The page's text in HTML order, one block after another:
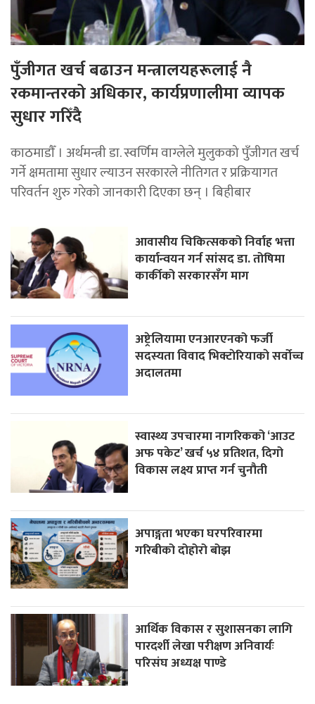
पुँजीगत खर्च बढाउन मन्त्रालयहरूलाई नै
रकमान्तरको अधिकार, कार्यप्रणालीमा व्यापक
सुधार गरिँदै
काठमाडाैँ । अर्थमन्त्री डा. स्वर्णिम वाग्लेले मुलुकको पुँजीगत खर्च
गर्ने क्षमतामा सुधार ल्याउन सरकारले नीतिगत र प्रक्रियागत
परिवर्तन शुरु गरेको जानकारी दिएका छन् । बिहीबार
आवासीय चिकित्सकको निर्वाह भत्ता
कार्यान्वयन गर्न सांसद डा. तोषिमा
कार्कीको सरकारसँग माग
अष्ट्रेलियामा एनआरएनको फर्जी
सदस्यता विवाद भिक्टाेरियाकाे सर्वोच्च
अदालतमा
स्वास्थ्य उपचारमा नागरिकको ‘आउट
अफ पकेट’ खर्च ५४ प्रतिशत, दिगो
विकास लक्ष्य प्राप्त गर्न चुनौती
अपाङ्गता भएका घरपरिवारमा
गरिबीको दोहोरो बोझ
आर्थिक विकास र सुशासनका लागि
पारदर्शी लेखा परीक्षण अनिवार्यः
परिसंघ अध्यक्ष पाण्डे